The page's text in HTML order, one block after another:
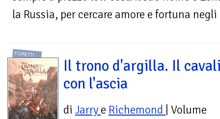
la Russia, per cercare amore e fortuna
FUMETTI
Il trono d'argilla. Il
con l'ascia
di Jarry e Richemond | Volume